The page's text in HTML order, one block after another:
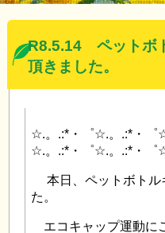
R8.5.14 ペットボ
頂きました。
☆.。.:*・゜☆.。.:*・゜
☆.。.:*・゜☆.。.:*・゜
本日、ペットボトル
た。
エコキャップ運動に